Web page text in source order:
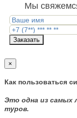
Мы
Заказать
×
Как пользоваться
Это одна из самых
туров.